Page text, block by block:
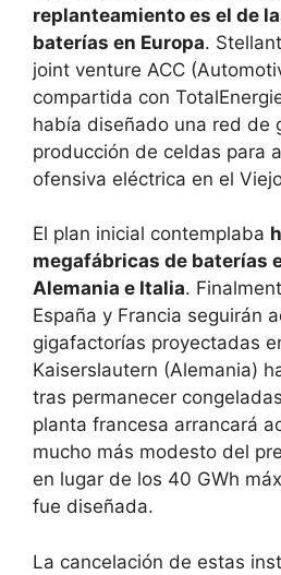
replanteamiento es el de
baterías en Europa.
joint venture ACC
compartida con
había diseñado una red de
producción de celdas para
ofensiva eléctrica en el
El plan inicial contemplaba
megafábricas de baterías
Alemania e Italia.
España y Francia seguirán
gigafactorías proyectadas
Kaiserslautern (Alemania)
tras permanecer
planta francesa arrancará
mucho más modesto del
en lugar de los 40 GWh
fue diseñada.
La cancelación de estas